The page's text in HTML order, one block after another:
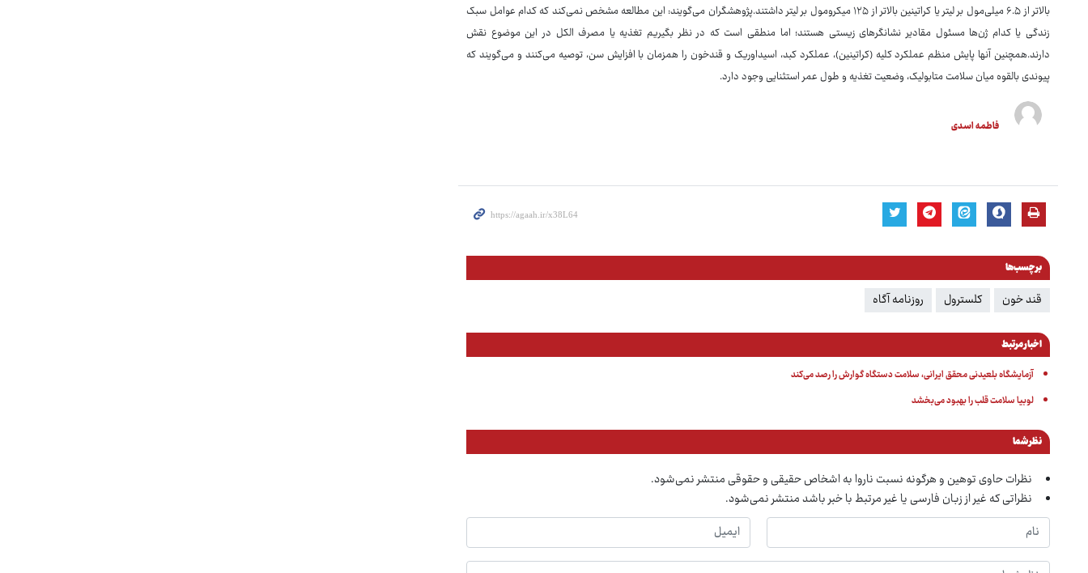
بالاتر از ۶.۵ میلی‌مول بر لیتر یا کراتینین بالاتر از ۱۲۵ میکرومول بر لیتر داشتند.پژوهشگران می‌گویند: این مطالعه مشخص نمی‌کند که کدام عوامل سبک
زندگی یا کدام ژن‌ها مسئول مقادیر نشانگرهای زیستی هستند؛ اما منطقی است که در نظر بگیریم تغذیه یا مصرف الکل در این موضوع نقش
دارند.همچنین آنها پایش منظم عملکرد کلیه (کراتینین)، عملکرد کبد، اسیداوریک و قندخون را همزمان با افزایش سن، توصیه می‌کنند و می‌گویند که
پیوندی بالقوه میان سلامت متابولیک، وضعیت تغذیه و طول عمر استثنایی وجود دارد.
فاطمه اسدی
برچسب‌ها
قند خون کلسترول روزنامه آگاه
اخبار مرتبط
آزمایشگاه بلعیدنی محقق ایرانی، سلامت دستگاه گوارش را رصد می‌کند
لوبیا سلامت قلب را بهبود می‌بخشد
نظر شما
نظرات حاوی توهین و هرگونه نسبت ناروا به اشخاص حقیقی و حقوقی منتشر نمی‌شود.
نظراتی که غیر از زبان فارسی یا غیر مرتبط با خبر باشد منتشر نمی‌شود.